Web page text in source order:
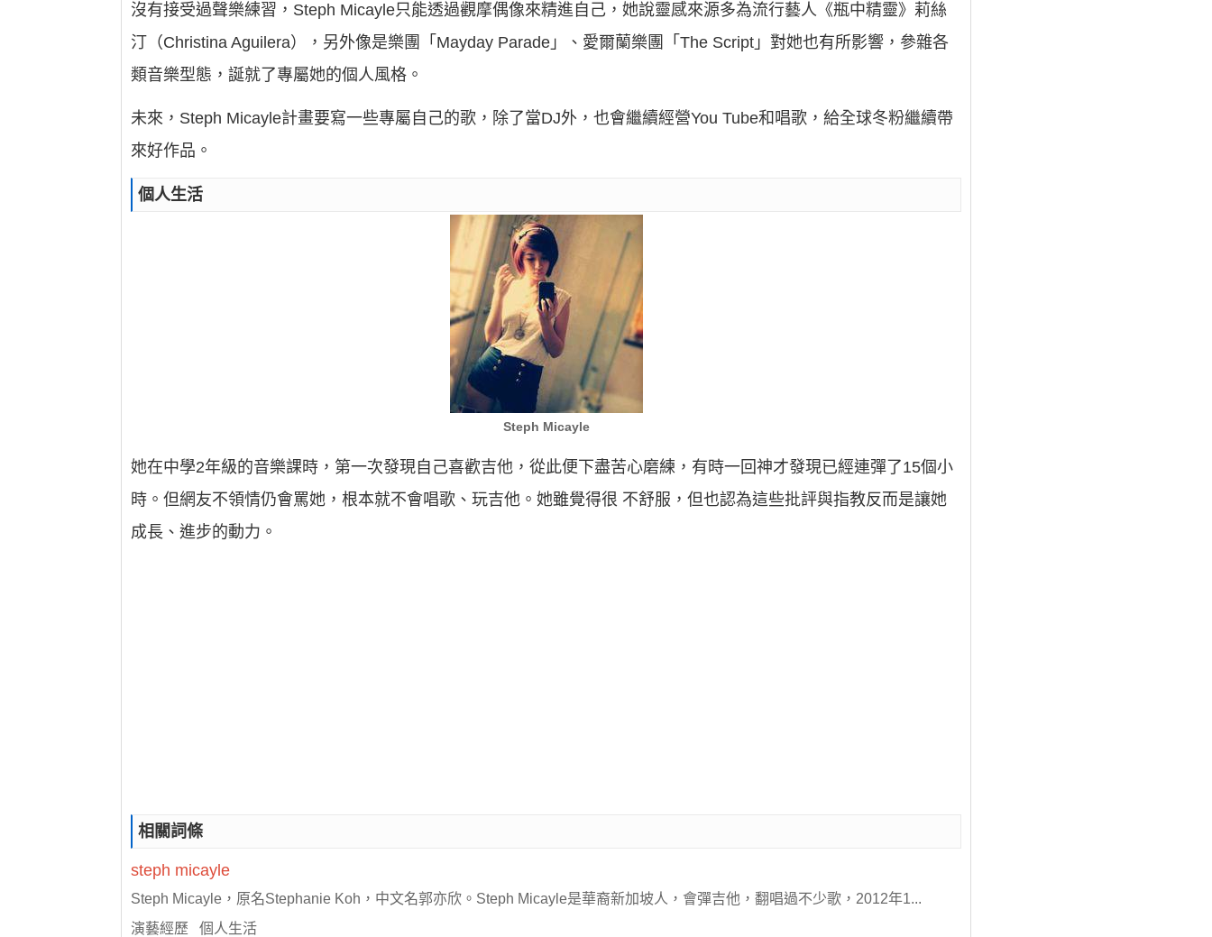
沒有接受過聲樂練習，Steph Micayle只能透過觀摩偶像來精進自己，她說靈感來源多為流行藝人《瓶中精靈》莉絲
汀（Christina Aguilera），另外像是樂團「Mayday Parade」、愛爾蘭樂團「The Script」對她也有所影響，參雜各
類音樂型態，誕就了專屬她的個人風格。
未來，Steph Micayle計畫要寫一些專屬自己的歌，除了當DJ外，也會繼續經營You Tube和唱歌，給全球冬粉繼續帶
來好作品。
個人生活
Steph Micayle
她在中學2年級的音樂課時，第一次發現自己喜歡吉他，從此便下盡苦心磨練，有時一回神才發現已經連彈了15個小
時。但網友不領情仍會罵她，根本就不會唱歌、玩吉他。她雖覺得很 不舒服，但也認為這些批評與指教反而是讓她
成長、進步的動力。
相關詞條
steph micayle
Steph Micayle，原名Stephanie Koh，中文名郭亦欣。Steph Micayle是華裔新加坡人，會彈吉他，翻唱過不少歌，2012年1...
演藝經歷 個人生活